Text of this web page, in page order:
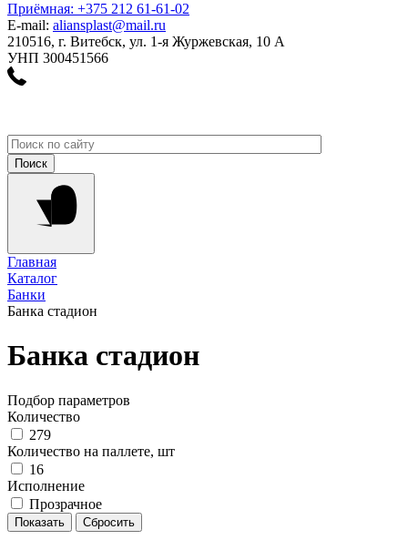
Приёмная: +375 212 61-61-02
E-mail: aliansplast@mail.ru
210516, г. Витебск, ул. 1-я Журжевская, 10 А
УНП 300451566
Главная
Каталог
Банки
Банка стадион
Банка стадион
Подбор параметров
Количество
279
Количество на паллете, шт
16
Исполнение
Прозрачное